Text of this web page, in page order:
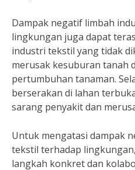
Dampak negatif limbah
lingkungan juga dapat
industri tekstil yang tidak
merusak kesuburan tanah
pertumbuhan tanaman.
berserakan di lahan
sarang penyakit dan
Untuk mengatasi dampak
tekstil terhadap
langkah konkret dan